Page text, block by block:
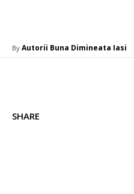
By Autorii Buna Dimineata Iasi
SHARE